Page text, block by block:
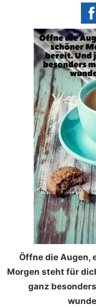
Öffne die Augen,
Morgen steht für
ganz